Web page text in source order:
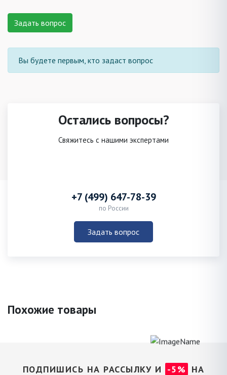
Задать вопрос
Вы будете первым, кто задаст вопрос
Остались вопросы?
Свяжитесь с нашими экспертами
+7 (499) 647-78-39
по России
Задать вопрос
Похожие товары
ПОДПИШИСЬ НА РАССЫЛКУ И -5%
НА